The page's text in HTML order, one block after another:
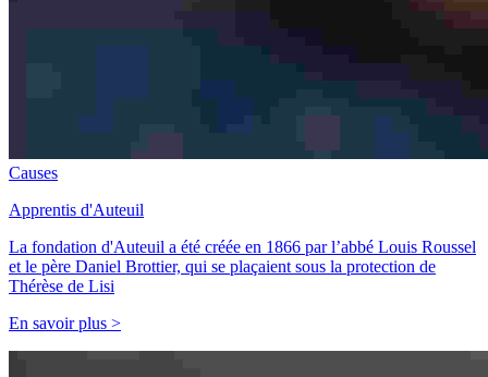
Causes
Apprentis d'Auteuil
La fondation d'Auteuil a été créée en 1866 par l’abbé Louis Roussel
et le père Daniel Brottier, qui se plaçaient sous la protection de
Thérèse de Lisi
En savoir plus >